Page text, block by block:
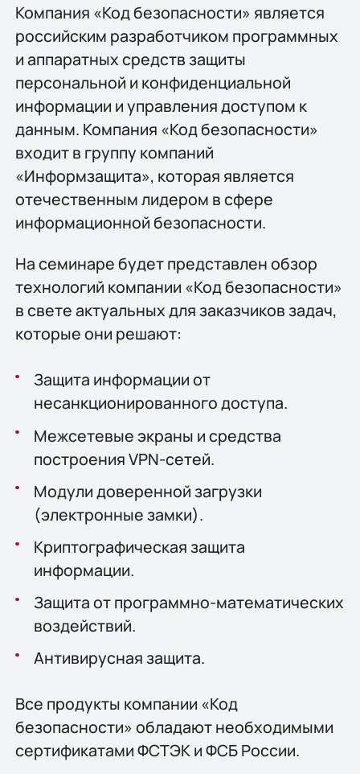
Компания «Код безопасности» является
российским разработчиком программных
и аппаратных средств защиты
персональной и конфиденциальной
информации и управления доступом к
данным. Компания «Код безопасности»
входит в группу компаний
«Информзащита», которая является
отечественным лидером в сфере
информационной безопасности.
На семинаре будет представлен обзор
технологий компании «Код безопасности»
в свете актуальных для заказчиков задач,
которые они решают:
Защита информации от
несанкционированного доступа.
Межсетевые экраны и средства
построения VPN-сетей.
Модули доверенной загрузки
(электронные замки).
Криптографическая защита
информации.
Защита от программно-математических
воздействий.
Антивирусная защита.
Все продукты компании «Код
безопасности» обладают необходимыми
сертификатами ФСТЭК и ФСБ России.